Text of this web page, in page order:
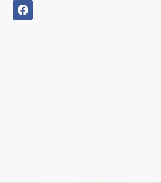
facebook